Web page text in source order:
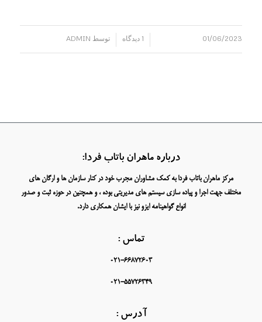
01/06/2023 1 دیدگاه توسط ADMIN
درباره ماهران باتاب فردا:
مرکز ماهران باتاب فردا به کمک مشاوران مجرب خود در کنار سازمان ها و ارگان های
مختلف جهت اجرا و پیاده سازی سیستم های مدیریتی بوده ، و همچنین در حوزه ثبت و صدور
انواع گواهینامه ایزو نیز با ایشان همکاری دارد.
تماس :
021-66872603
021-55726349
آدرس :